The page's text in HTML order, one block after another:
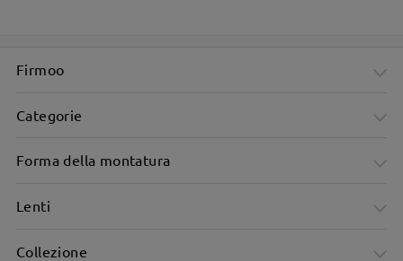
Firmoo
Categorie
Forma della montatura
Lenti
Collezione